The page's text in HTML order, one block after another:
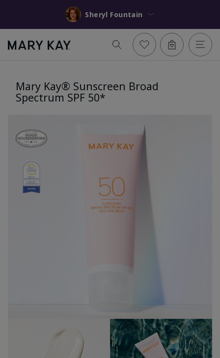
Sheryl Fountain
Mary Kay® Sunscreen Broad
Spectrum SPF 50*